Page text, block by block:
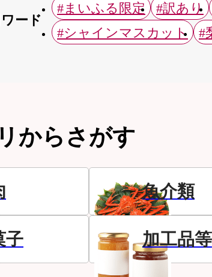
ード
#まいふる限定 #訳あり
#シャインマスカット
#
からさがす
魚介類
子 加工品等